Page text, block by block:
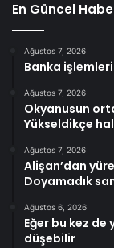
En Güncel
Ağustos 7, 2026
Banka
Ağustos 7, 2026
Okyanusun
Yükseldikçe
Ağustos 7, 2026
Alişan’dan
Doyamadık
Ağustos 6, 2026
Eğer bu kez
düşebilir